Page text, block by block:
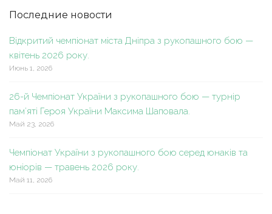
Последние новости
Відкритий чемпіонат міста Дніпра з рукопашного бою —
квітень 2026 року.
Июнь 1, 2026
26-й Чемпіонат України з рукопашного бою — турнір
пам’яті Героя України Максима Шаповала.
Май 23, 2026
Чемпіонат України з рукопашного бою серед юнаків та
юніорів — травень 2026 року.
Май 11, 2026